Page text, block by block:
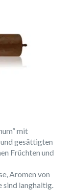
mit
gesättigten
Früchten und
Aromen von
sind langhaltig.